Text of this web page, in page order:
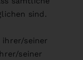
sind.
ihrer/seiner
seiner